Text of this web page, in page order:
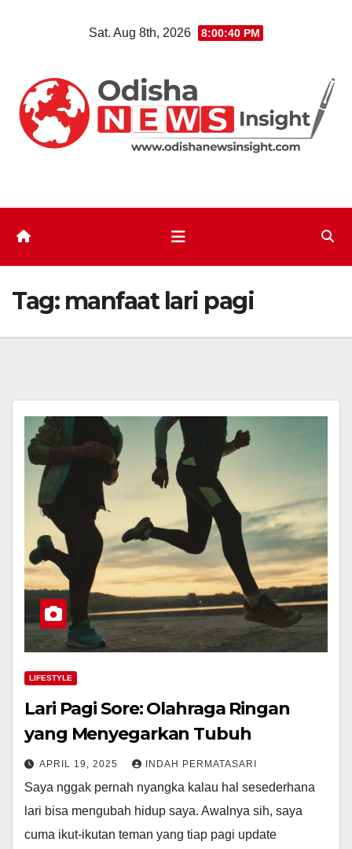
Sat. Aug 8th, 2026 8:00:41 PM
Tag: manfaat lari pagi
LIFESTYLE
Lari Pagi Sore: Olahraga Ringan
yang Menyegarkan Tubuh
APRIL 19, 2025 INDAH PERMATASARI
Saya nggak pernah nyangka kalau hal sesederhana
lari bisa mengubah hidup saya. Awalnya sih, saya
cuma ikut-ikutan teman yang tiap pagi update